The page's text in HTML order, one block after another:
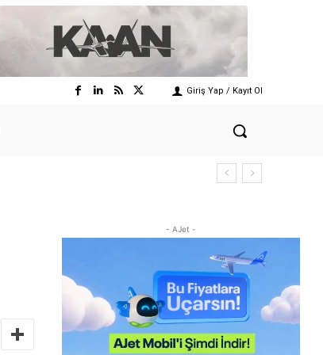
Giriş Yap / Kayıt Ol
- AJet -